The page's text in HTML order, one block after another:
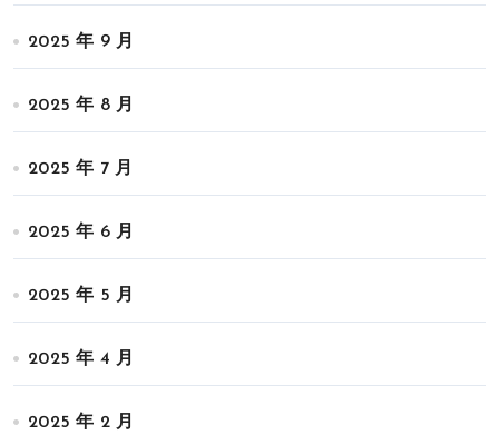
2025 年 9 月
2025 年 8 月
2025 年 7 月
2025 年 6 月
2025 年 5 月
2025 年 4 月
2025 年 2 月